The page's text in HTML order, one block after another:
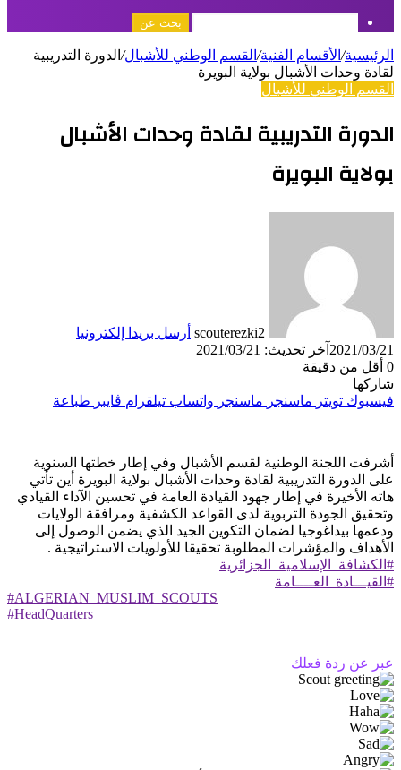
بحث عن
الرئيسية/ الأقسام الفنية/ القسم الوطني للأشبال/ الدورة التدريبية
لقادة وحدات الأشبال بولاية البويرة
القسم الوطني للأشبال
الدورة التدريبية لقادة وحدات الأشبال
بولاية البويرة
scouterezki2 أرسل بريدا إلكترونيا
2021/03/21 آخر تحديث: 2021/03/21
0 أقل من دقيقة
شاركها
فيسبوك تويتر ماسنجر ماسنجر واتساب تيلقرام ڤايبر طباعة
أشرفت اللجنة الوطنية لقسم الأشبال وفي إطار خطتها السنوية
على الدورة التدريبية لقادة وحدات الأشبال بولاية البويرة أين تأتي
هاته الأخيرة في إطار جهود القيادة العامة في تحسين الآداء القيادي
وتحقيق الجودة التربوية لدى القواعد الكشفية ومرافقة الولايات
ودعمها بيداغوجيا لضمان التكوين الجيد الذي يضمن الوصول إلى
الأهداف والمؤشرات المطلوبة تحقيقا للأولويات الاستراتيجية .
#الكشافة_الإسلامية_الجزائرية
#القيـــادة_العــــامة
#ALGERIAN_MUSLIM_SCOUTS
#HeadQuarters
عبر عن ردة فعلك